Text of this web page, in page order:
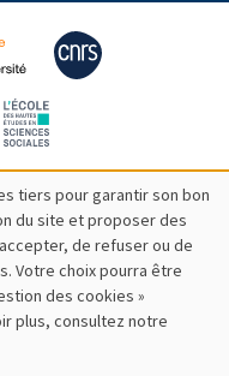
tiers pour garantir son bon
du site et proposer des
de refuser ou de
Votre choix pourra être
des cookies »
plus, consultez notre